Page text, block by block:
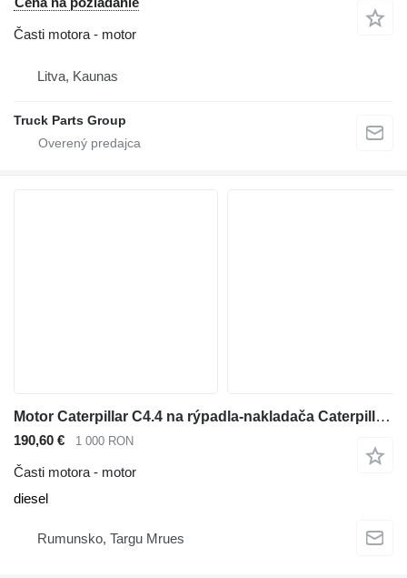
Časti motora - motor
Litva, Kaunas
Truck Parts Group
Motor Caterpillar C4.4 na rýpadla-nakladača Caterpillar 428E
190,60 € 1 000 RON
Časti motora - motor
diesel
Rumunsko, Targu Mrues